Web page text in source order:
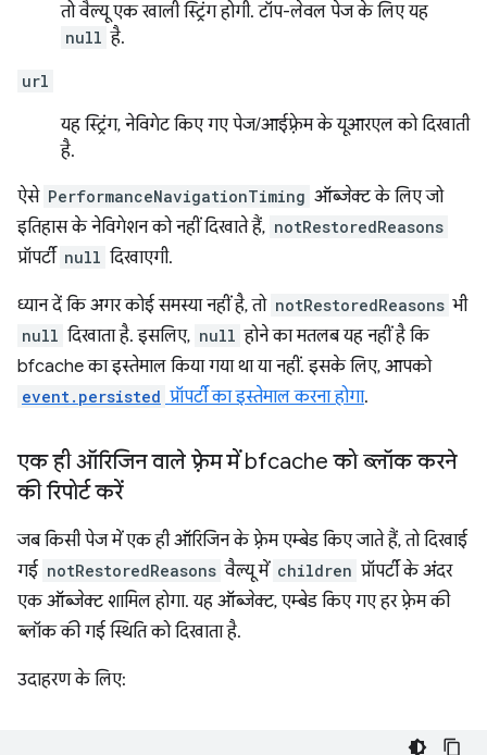
तो वैल्यू एक खाली स्ट्रिंग होगी. टॉप-लेवल पेज के लिए यह
null है.
url
यह स्ट्रिंग, नेविगेट किए गए पेज/आईफ़्रेम के यूआरएल को दिखाती
है.
ऐसे PerformanceNavigationTiming ऑब्जेक्ट के लिए जो
इतिहास के नेविगेशन को नहीं दिखाते हैं, notRestoredReasons
प्रॉपर्टी null दिखाएगी.
ध्यान दें कि अगर कोई समस्या नहीं है, तो notRestoredReasons भी
null दिखाता है. इसलिए, null होने का मतलब यह नहीं है कि
bfcache का इस्तेमाल किया गया था या नहीं. इसके लिए, आपको
event.persisted प्रॉपर्टी का इस्तेमाल करना होगा.
एक ही ऑरिजिन वाले फ़्रेम में bfcache को ब्लॉक करने
की रिपोर्ट करें
जब किसी पेज में एक ही ऑरिजिन के फ़्रेम एम्बेड किए जाते हैं, तो दिखाई
गई notRestoredReasons वैल्यू में children प्रॉपर्टी के अंदर
एक ऑब्जेक्ट शामिल होगा. यह ऑब्जेक्ट, एम्बेड किए गए हर फ़्रेम की
ब्लॉक की गई स्थिति को दिखाता है.
उदाहरण के लिए: